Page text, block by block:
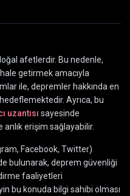
afetlerdir. Bu nedenle,
getirmek amacıyla
ile, depremler hakkında en
Ayrıca, bu
uzantısı sayesinde
anlık erişim sağlayabilir.
Facebook, Twitter)
bulunarak, deprem güvenliği
faaliyetleri
bu konuda bilgi sahibi olması